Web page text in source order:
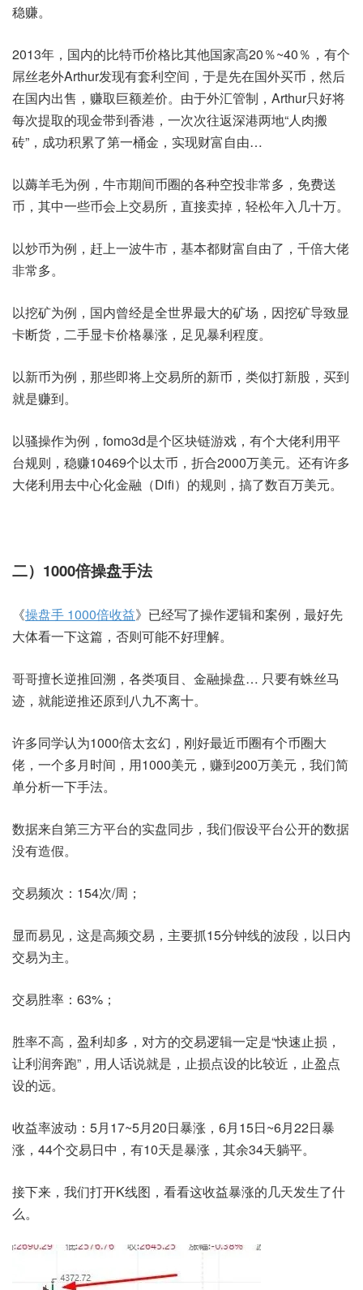
稳赚。
2013年，国内的比特币价格比其他国家高20％~40％，有个
屌丝老外Arthur发现有套利空间，于是先在国外买币，然后
在国内出售，赚取巨额差价。由于外汇管制，Arthur只好将
每次提取的现金带到香港，一次次往返深港两地“人肉搬
砖”，成功积累了第一桶金，实现财富自由…
以薅羊毛为例，牛市期间币圈的各种空投非常多，免费送
币，其中一些币会上交易所，直接卖掉，轻松年入几十万。
以炒币为例，赶上一波牛市，基本都财富自由了，千倍大佬
非常多。
以挖矿为例，国内曾经是全世界最大的矿场，因挖矿导致显
卡断货，二手显卡价格暴涨，足见暴利程度。
以新币为例，那些即将上交易所的新币，类似打新股，买到
就是赚到。
以骚操作为例，fomo3d是个区块链游戏，有个大佬利用平
台规则，稳赚10469个以太币，折合2000万美元。还有许多
大佬利用去中心化金融（Difi）的规则，搞了数百万美元。
二）1000倍操盘手法
《操盘手 1000倍收益》已经写了操作逻辑和案例，最好先
大体看一下这篇，否则可能不好理解。
哥哥擅长逆推回溯，各类项目、金融操盘… 只要有蛛丝马
迹，就能逆推还原到八九不离十。
许多同学认为1000倍太玄幻，刚好最近币圈有个币圈大
佬，一个多月时间，用1000美元，赚到200万美元，我们简
单分析一下手法。
数据来自第三方平台的实盘同步，我们假设平台公开的数据
没有造假。
交易频次：154次/周；
显而易见，这是高频交易，主要抓15分钟线的波段，以日内
交易为主。
交易胜率：63%；
胜率不高，盈利却多，对方的交易逻辑一定是“快速止损，
让利润奔跑”，用人话说就是，止损点设的比较近，止盈点
设的远。
收益率波动：5月17~5月20日暴涨，6月15日~6月22日暴
涨，44个交易日中，有10天是暴涨，其余34天躺平。
接下来，我们打开K线图，看看这收益暴涨的几天发生了什
么。